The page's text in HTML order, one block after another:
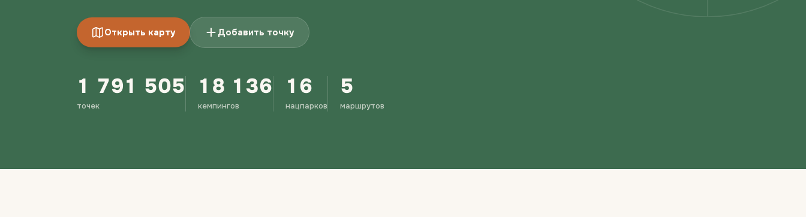
Открыть карту Добавить точку
1 791 505
точек
18 136
кемпингов
16
нацпарков
5
маршрутов